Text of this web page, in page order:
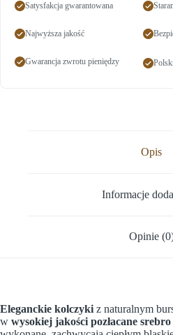
Satysfakcja gwarantowana
Najwyższa jakość
Gwarancja zwrotu pieniędzy
Opis
Informacje
Opinie
Eleganckie kolczyki z naturalnym
w wysokiej jakości pozłacane